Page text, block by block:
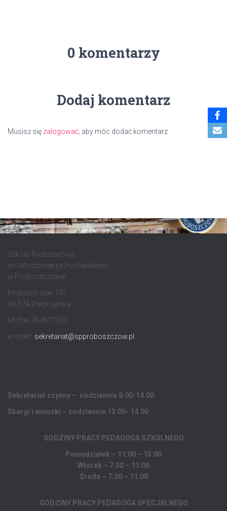
0 komentarzy
Dodaj komentarz
Musisz się zalogować , aby móc dodać komentarz.
Szkoła Podstawowa
im. Włodzimierza Puchalskiego
w Proboszczowie
Proboszczów 107
59-524 Pielgrzymka
tel./fax 76/8775031
kontakt: sekretariat@spproboszczow.pl
Sekretariat czynny – codziennie 8.00-14.00
Skargi i wnioski – codziennie 13.00- 14.00
GODZINY PRACY PEDAGOGA SZKOLNEGO
Poniedziałek – 11:00 – 15:00
Wtorek – 7:30 – 11:00
Środa – 7:30 – 11:00
GODZINY PRACY PEDAGOGA SPECJALNEGO